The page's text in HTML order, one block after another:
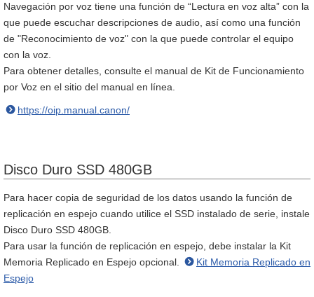
Navegación por voz tiene una función de “Lectura en voz alta” con la
que puede escuchar descripciones de audio, así como una función
de "Reconocimiento de voz" con la que puede controlar el equipo
con la voz.
Para obtener detalles, consulte el manual de Kit de Funcionamiento
por Voz en el sitio del manual en línea.
https://oip.manual.canon/
Disco Duro SSD 480GB
Para hacer copia de seguridad de los datos usando la función de
replicación en espejo cuando utilice el SSD instalado de serie, instale
Disco Duro SSD 480GB.
Para usar la función de replicación en espejo, debe instalar la Kit
Memoria Replicado en Espejo opcional.
Kit Memoria Replicado en
Espejo